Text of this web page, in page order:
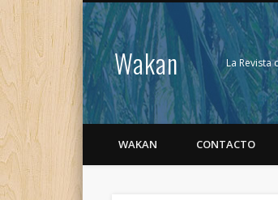
Wakan La Revista
WAKAN CONTACTO